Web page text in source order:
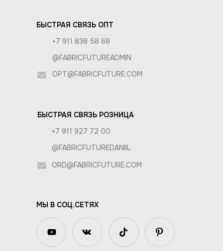
БЫСТРАЯ СВЯЗЬ ОПТ
+7 911 838 58 68
@FABRICFUTUREADMIN
OPT@FABRICFUTURE.COM
БЫСТРАЯ СВЯЗЬ РОЗНИЦА
МЫ В СОЦ.СЕТЯХ
+7 911 927 72 00
@FABRICFUTUREDANIIL
ORD@FABRICFUTURE.COM